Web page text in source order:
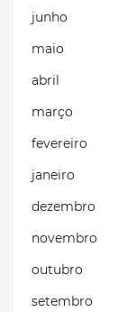
junho
maio
abril
março
fevereiro
janeiro
dezembro
novembro
outubro
setembro